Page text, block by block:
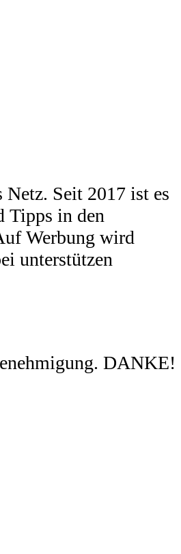
Seit 2017 ist es
Tipps in den
Werbung wird
unterstützen
DANKE!